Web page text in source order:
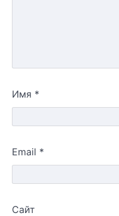
Имя *
Email *
Сайт